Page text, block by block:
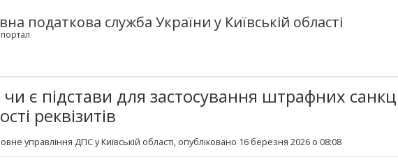
податкова служба України у Київській області
є підстави для застосування штрафних
реквізитів
управління ДПС у Київській області, опубліковано 16 березня 2026 о 08:08